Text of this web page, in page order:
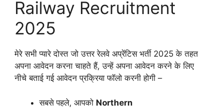
Railway Recruitment
2025
मेरे सभी प्यारे दोस्त जो उत्तर रेलवे अप्रेंटिस भर्ती 2025 के तहत
अपना आवेदन करना चाहते हैं, उन्हें अपना आवेदन करने के लिए
नीचे बताई गई आवेदन प्रक्रिया फॉलो करनी होगी –
सबसे पहले, आपको Northern